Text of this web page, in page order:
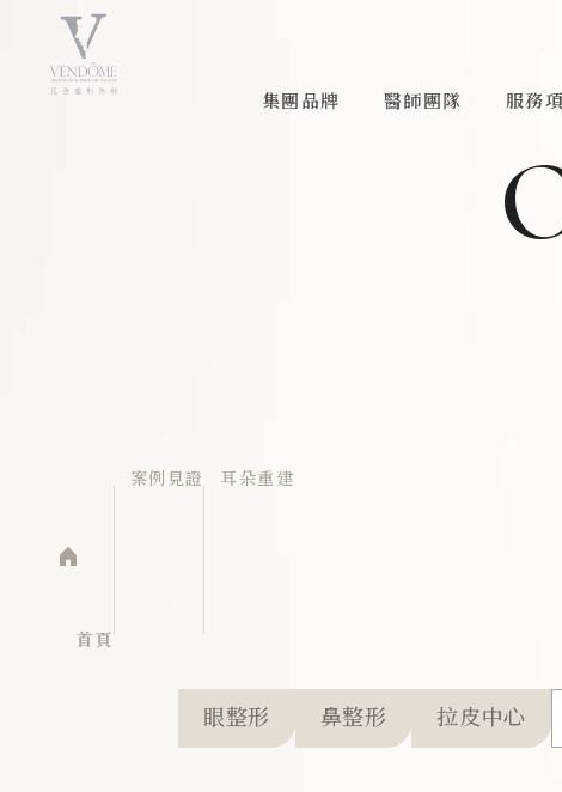
集團品牌 醫師團隊 服務
首頁
案例見證 耳朵重建
眼整形 鼻整形 拉皮中心